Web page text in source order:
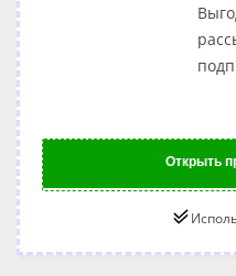
Открыть